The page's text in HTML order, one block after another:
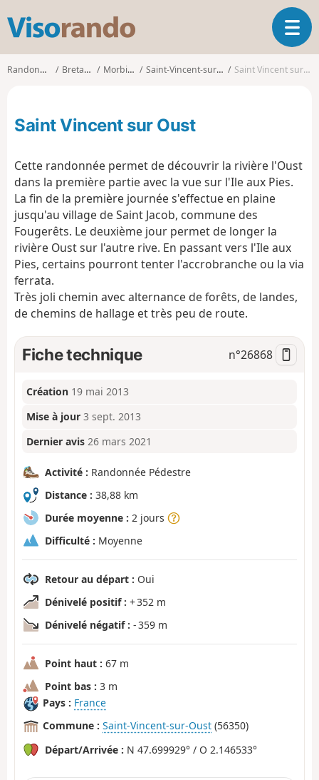
s
d
O
u
a
v
i
Randonnées Bretagne Morbihan Saint-Vincent-sur-Oust Saint Vincent sur Oust
Saint Vincent sur Oust
Cette randonnée permet de découvrir la rivière l'Oust
dans la première partie avec la vue sur l'Ile aux Pies.
La fin de la première journée s'effectue en plaine
jusqu'au village de Saint Jacob, commune des
Fougerêts. Le deuxième jour permet de longer la
rivière Oust sur l'autre rive. En passant vers l'Ile aux
Pies, certains pourront tenter l'accrobranche ou la via
ferrata.
Très joli chemin avec alternance de forêts, de landes,
de chemins de hallage et très peu de route.
Fiche technique n°26868
Création 19 mai 2013
Mise à jour 3 sept. 2013
Dernier avis 26 mars 2021
Activité : Randonnée Pédestre
Distance : 38,88 km
Durée moyenne : 2 jours
Difficulté : Moyenne
Retour au départ : Oui
Dénivelé positif : + 352 m
Dénivelé négatif : - 359 m
Point haut : 67 m
Point bas : 3 m
Pays : France
Commune : Saint-Vincent-sur-Oust (56350)
Départ/Arrivée : N 47.699929° / O 2.146533°